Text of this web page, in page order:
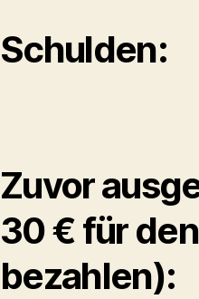
Schulden:
Zuvor
30 € für
bezahlen):